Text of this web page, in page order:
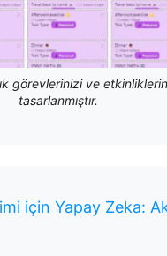
görevlerinizi ve
tasarlanmıştır.
için Yapay Zeka: